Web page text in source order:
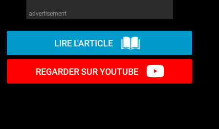
advertisement
LIRE L'ARTICLE
REGARDER SUR YOUTUBE